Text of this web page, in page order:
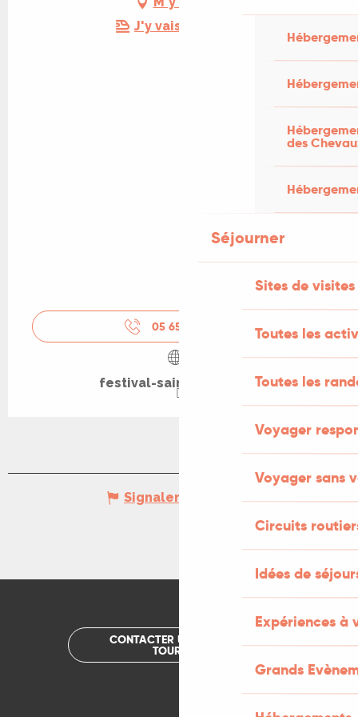
des
Séjourner
Sites de visites
Toutes les
Toutes les
Voyager
Voyager sans
Circuits
Idées de
Expériences à
Grands
J'y vais en train !
05 65 38 28
festival-saint-cere.com
Signaler une erreur
CONTACTER UN OFFICE DE
TOURISME